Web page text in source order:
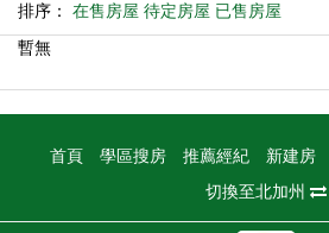
排序： 在售房屋 待定房屋 已售房屋
暫無
首頁 學區搜房 推薦經紀 新建房
切換至北加州